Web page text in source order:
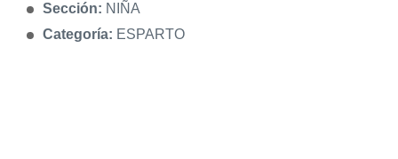
Sección: NIÑA
Categoría: ESPARTO